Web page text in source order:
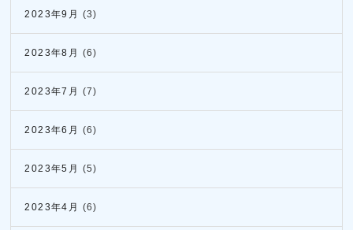
2023年9月 (3)
2023年8月 (6)
2023年7月 (7)
2023年6月 (6)
2023年5月 (5)
2023年4月 (6)